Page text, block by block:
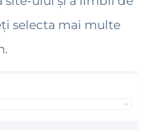
selecta mai multe